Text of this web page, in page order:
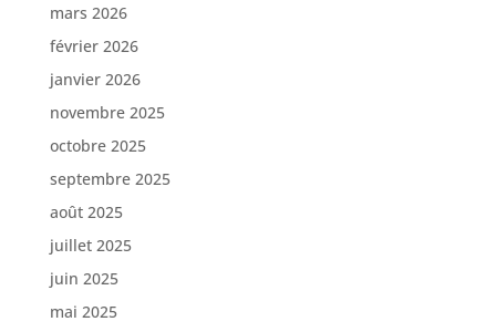
mars 2026
février 2026
janvier 2026
novembre 2025
octobre 2025
septembre 2025
août 2025
juillet 2025
juin 2025
mai 2025